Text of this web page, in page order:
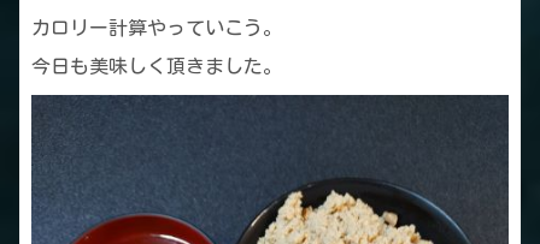
カロリー計算やっていこう。
今日も美味しく頂きました。